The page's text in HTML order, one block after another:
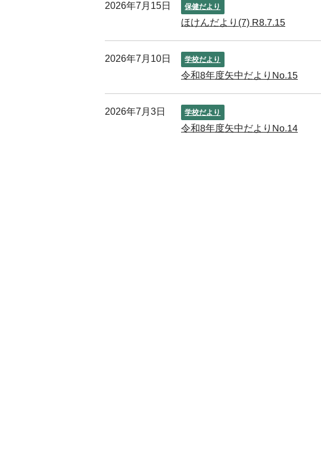
2026年7月15日 保健だより
ほけんだより(7) R8.7.15
2026年7月10日 学校だより
令和8年度矢中だよりNo.15
2026年7月3日 学校だより
令和8年度矢中だよりNo.14